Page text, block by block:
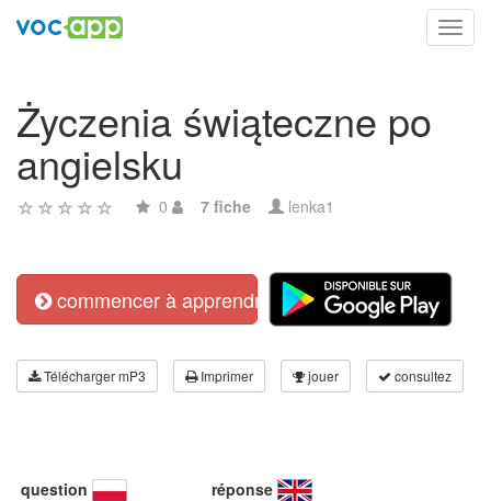
Życzenia świąteczne po
angielsku
0 7 fiche lenka1
commencer à apprendre
Télécharger mP3 Imprimer jouer consultez
question réponse